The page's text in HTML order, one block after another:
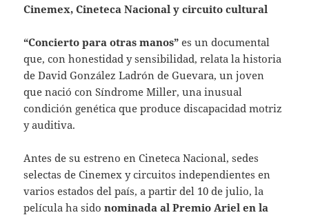
Cinemex, Cineteca Nacional y circuito cultural
“Concierto para otras manos”es un documental
que, con honestidad y sensibilidad, relata la historia
de David González Ladrón de Guevara, un joven
que nació con Síndrome Miller, una inusual
condición genética que produce discapacidad motriz
y auditiva.
Antes de su estreno en Cineteca Nacional, sedes
selectas de Cinemex y circuitos independientes en
varios estados del país, a partir del 10 de julio, la
película ha sidonominada al Premio Ariel en la